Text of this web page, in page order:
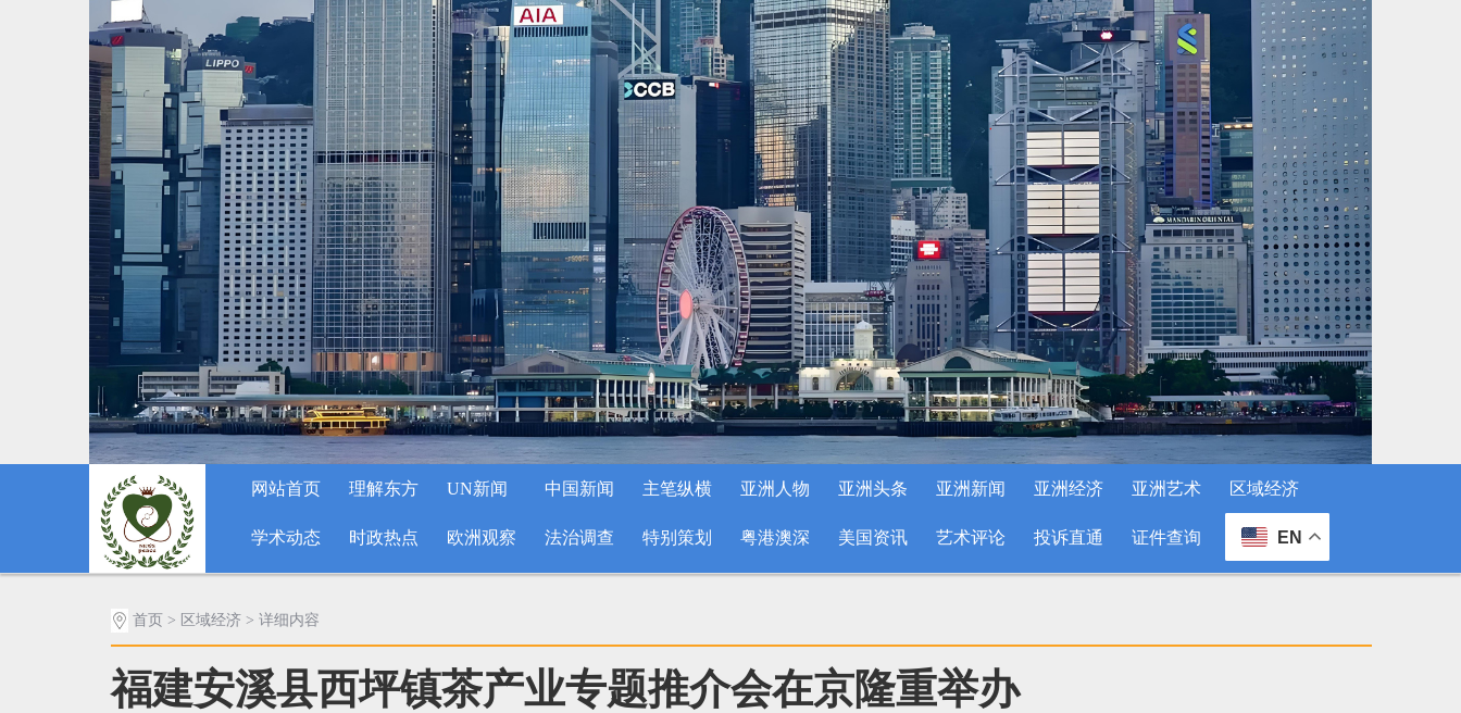
网站首页 理解东方 UN新闻 中国新闻 主笔纵横 亚洲人物 亚洲头条 亚洲新闻 亚洲经济 亚洲艺术 区域经济
学术动态 时政热点 欧洲观察 法治调查 特别策划 粤港澳深 美国资讯 艺术评论 投诉直通 证件查询 EN
首页 > 区域经济 > 详细内容
福建安溪县西坪镇茶产业专题推介会在京隆重举办